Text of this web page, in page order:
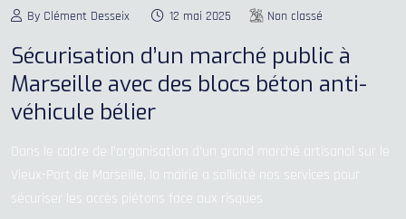
By Clément Desseix 12 mai 2025 Non classé
Sécurisation d’un marché public à
Marseille avec des blocs béton anti-
véhicule bélier
Dans le cadre de l’organisation d’un grand marché artisanal sur le
Vieux-Port de Marseille, la mairie a sollicité nos services pour
sécuriser les accès piétons face aux risques